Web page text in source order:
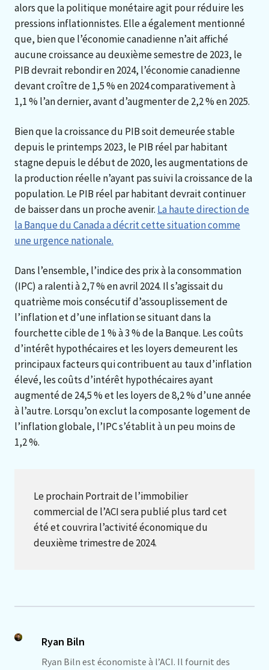
alors que la politique monétaire agit pour réduire les
pressions inflationnistes. Elle a également mentionné
que, bien que l’économie canadienne n’ait affiché
aucune croissance au deuxième semestre de 2023, le
PIB devrait rebondir en 2024, l’économie canadienne
devant croître de 1,5 % en 2024 comparativement à
1,1 % l’an dernier, avant d’augmenter de 2,2 % en 2025.
Bien que la croissance du PIB soit demeurée stable
depuis le printemps 2023, le PIB réel par habitant
stagne depuis le début de 2020, les augmentations de
la production réelle n’ayant pas suivi la croissance de la
population. Le PIB réel par habitant devrait continuer
de baisser dans un proche avenir. La haute direction de
la Banque du Canada a décrit cette situation comme
une urgence nationale.
Dans l’ensemble, l’indice des prix à la consommation
(IPC) a ralenti à 2,7 % en avril 2024. Il s’agissait du
quatrième mois consécutif d’assouplissement de
l’inflation et d’une inflation se situant dans la
fourchette cible de 1 % à 3 % de la Banque. Les coûts
d’intérêt hypothécaires et les loyers demeurent les
principaux facteurs qui contribuent au taux d’inflation
élevé, les coûts d’intérêt hypothécaires ayant
augmenté de 24,5 % et les loyers de 8,2 % d’une année
à l’autre. Lorsqu’on exclut la composante logement de
l’inflation globale, l’IPC s’établit à un peu moins de
1,2 %.
Le prochain Portrait de l’immobilier
commercial de l’ACI sera publié plus tard cet
été et couvrira l’activité économique du
deuxième trimestre de 2024.
Ryan Biln
Ryan Biln est économiste à l’ACI. Il fournit des